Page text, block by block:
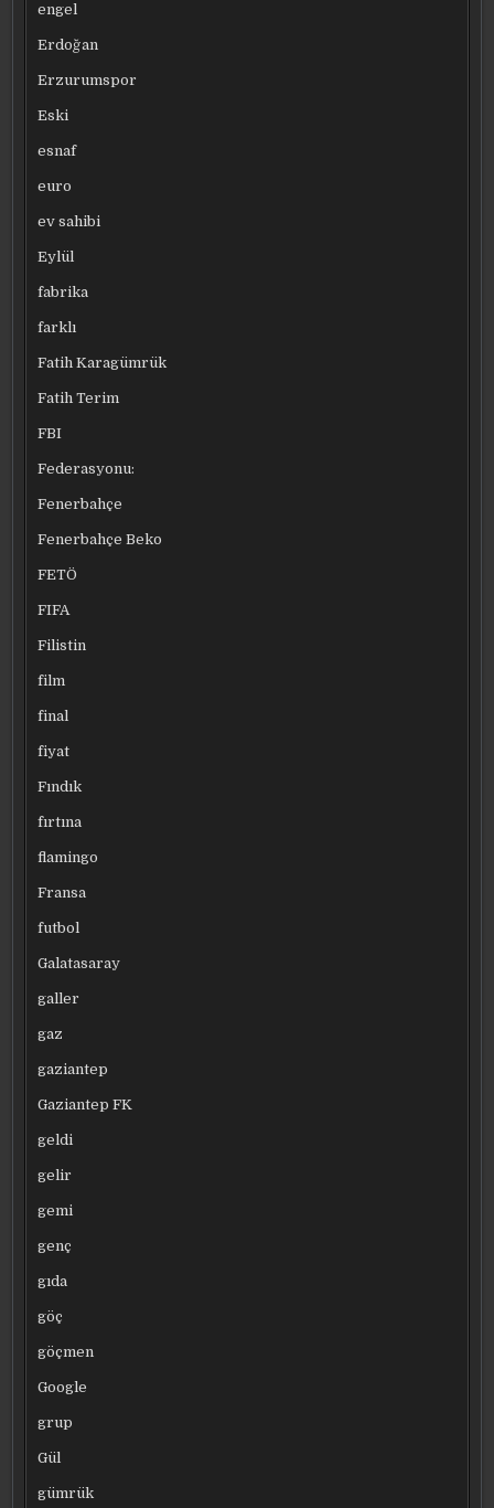
engel
Erdoğan
Erzurumspor
Eski
esnaf
euro
ev sahibi
Eylül
fabrika
farklı
Fatih Karagümrük
Fatih Terim
FBI
Federasyonu:
Fenerbahçe
Fenerbahçe Beko
FETÖ
FIFA
Filistin
film
final
fiyat
Fındık
fırtına
flamingo
Fransa
futbol
Galatasaray
galler
gaz
gaziantep
Gaziantep FK
geldi
gelir
gemi
genç
gıda
göç
göçmen
Google
grup
Gül
gümrük